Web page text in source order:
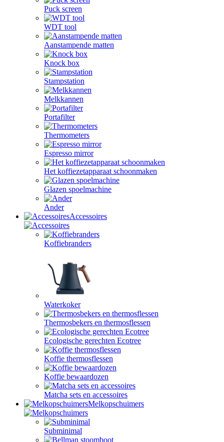
Puck screen
WDT tool
Aanstampende matten
Knock box
Stampstation
Melkkannen
Portafilter
Thermometers
Espresso mirror
Het koffiezetapparaat schoonmaken
Glazen spoelmachine
Ander
Accessoires
Koffiebranders
Waterkoker
Thermosbekers en thermosflessen
Ecologische gerechten Ecotree
Koffie thermosflessen
Koffie bewaardozen
Matcha sets en accessoires
Melkopschuimers
Subminimal